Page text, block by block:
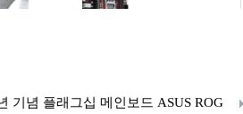
기념 플래그십 메인보드 ASUS ROG